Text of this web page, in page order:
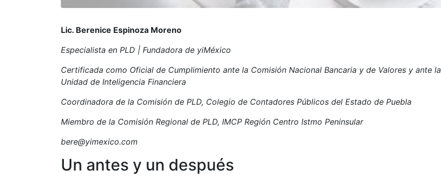
Lic. Berenice Espinoza Moreno
Especialista en PLD | Fundadora de yiMéxico
Certificada como Oficial de Cumplimiento ante la Comisión Nacional Bancaria y de Valores y ante la
Unidad de Inteligencia Financiera
Coordinadora de la Comisión de PLD, Colegio de Contadores Públicos del Estado de Puebla
Miembro de la Comisión Regional de PLD, IMCP Región Centro Istmo Peninsular
bere@yimexico.com
Un antes y un después